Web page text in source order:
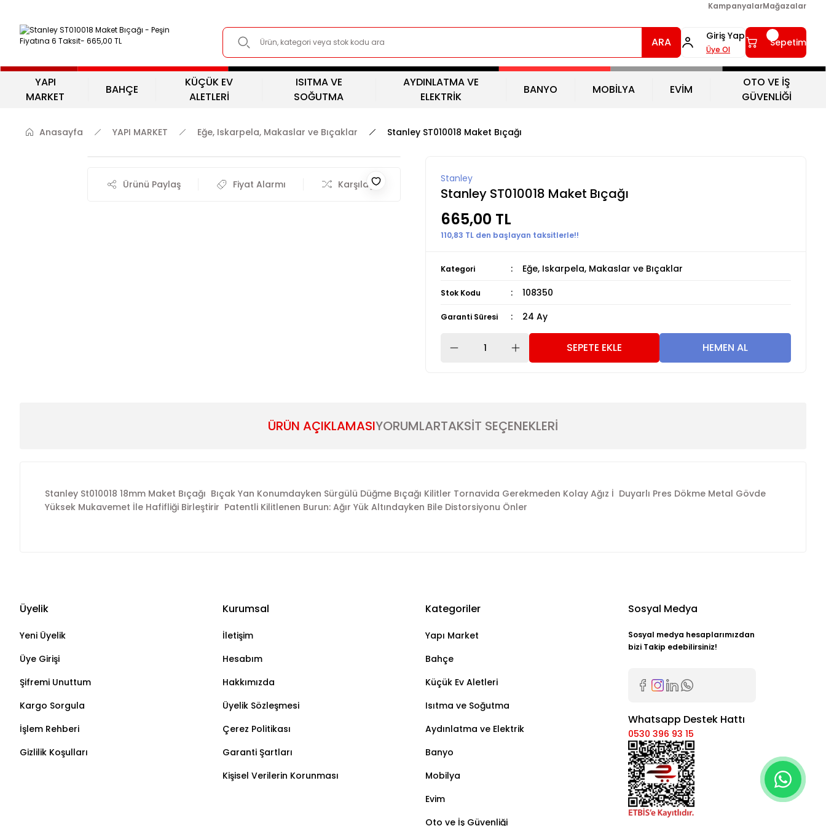
KampanyalarMağazalar
ARA Giriş Yap
Üye Ol
Sepetim
YAPI
MARKET
BAHÇE
KÜÇÜK EV
ALETLERİ
ISITMA VE
SOĞUTMA
AYDINLATMA VE
ELEKTRİK
BANYO MOBİLYA EVİM
OTO VE İŞ
GÜVENLİĞİ
Anasayfa YAPI MARKET Eğe, Iskarpela, Makaslar ve Bıçaklar Stanley ST010018 Maket Bıçağı
Ürünü Paylaş Fiyat Alarmı Karşılaştır Stanley
Stanley ST010018 Maket Bıçağı
665,00 TL
110,83 TL den başlayan taksitlerle!!
Kategori Eğe, Iskarpela, Makaslar ve Bıçaklar
Stok Kodu 108350
Garanti Süresi 24 Ay
SEPETE EKLE HEMEN AL
ÜRÜN AÇIKLAMASIYORUMLARTAKSİT SEÇENEKLERİ
Stanley St010018 18mm Maket Bıçağı Bıçak Yan Konumdayken Sürgülü Düğme Bıçağı Kilitler Tornavida Gerekmeden Kolay Ağız İ Duyarlı Pres Dökme Metal Gövde
Yüksek Mukavemet İle Hafifliği Birleştirir Patentli Kilitlenen Burun: Ağır Yük Altındayken Bile Distorsiyonu Önler
Bu ürüne ilk yorumu siz yapın!
Yorum Yaz
Üyelik
Yeni Üyelik
Üye Girişi
Şifremi Unuttum
Kargo Sorgula
İşlem Rehberi
Gizlilik Koşulları
Kurumsal
İletişim
Hesabım
Hakkımızda
Üyelik Sözleşmesi
Çerez Politikası
Garanti Şartları
Kişisel Verilerin Korunması
Kategoriler
Yapı Market
Bahçe
Küçük Ev Aletleri
Isıtma ve Soğutma
Aydınlatma ve Elektrik
Banyo
Mobilya
Evim
Oto ve İş Güvenliği
Sosyal Medya
Sosyal medya hesaplarımızdan
bizi Takip edebilirsiniz!
Whatsapp Destek Hattı
0530 396 93 15